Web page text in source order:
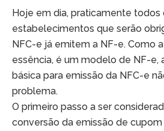
Hoje em dia, praticamente todos
estabelecimentos que serão
NFC-e já emitem a NF-e. Como
essência, é um modelo de NF-e,
básica para emissão da NFC-e
problema.
O primeiro passo a ser
conversão da emissão de